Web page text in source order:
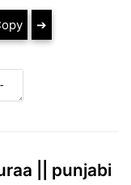
➔
|| punjabi